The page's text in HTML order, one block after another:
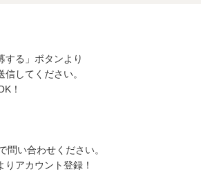
する」ボタンより
してください。
！
問い合わせください。
りアカウント登録！